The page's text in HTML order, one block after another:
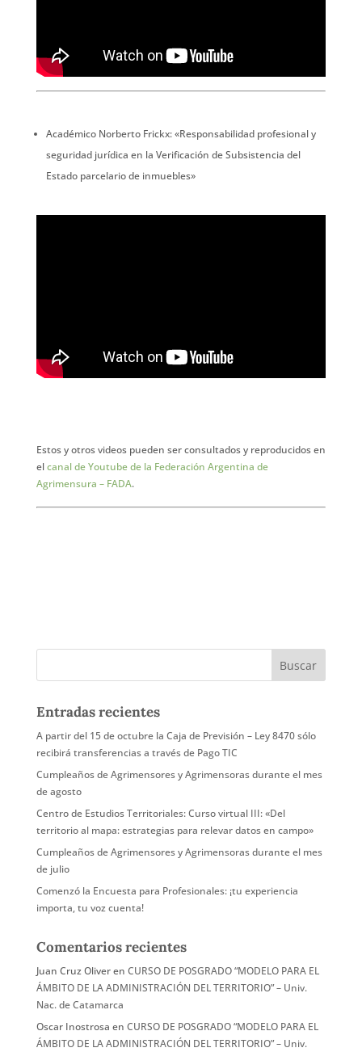
Académico Norberto Frickx: «Responsabilidad profesional y
seguridad jurídica en la Verificación de Subsistencia del
Estado parcelario de inmuebles»
Estos y otros videos pueden ser consultados y reproducidos en
elcanal de Youtube de la Federación Argentina de
Agrimensura – FADA.
Entradas recientes
A partir del 15 de octubre la Caja de Previsión – Ley 8470 sólo
recibirá transferencias a través de Pago TIC
Cumpleaños de Agrimensores y Agrimensoras durante el mes
de agosto
Centro de Estudios Territoriales: Curso virtual III: «Del
territorio al mapa: estrategias para relevar datos en campo»
Cumpleaños de Agrimensores y Agrimensoras durante el mes
de julio
Comenzó la Encuesta para Profesionales: ¡tu experiencia
importa, tu voz cuenta!
Comentarios recientes
Juan Cruz Oliveren CURSO DE POSGRADO “MODELO PARA EL
ÁMBITO DE LA ADMINISTRACIÓN DEL TERRITORIO” – Univ.
Nac. de Catamarca
Oscar Inostrosa en CURSO DE POSGRADO “MODELO PARA EL
ÁMBITO DE LA ADMINISTRACIÓN DEL TERRITORIO” – Univ.